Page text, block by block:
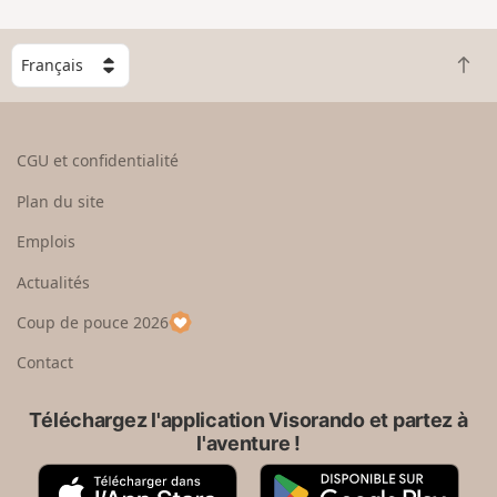
g
n
C
h
o
e
u
p
a
R
e
CGU et confidentialité
Plan du site
Emplois
Actualités
Coup de pouce 2026
Contact
Téléchargez l'application Visorando et partez à
l'aventure !
A
G